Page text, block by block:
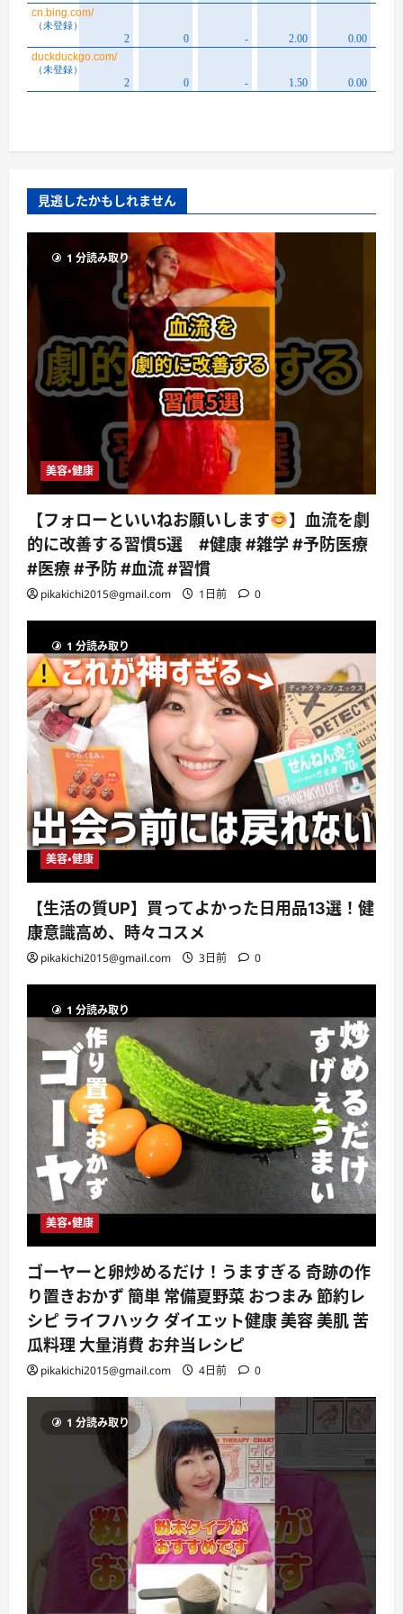
見逃したかもしれません
1 分読み取り
美容・健康
【フォローといいねお願いします
】血流を劇
的に改善する習慣5選 #健康 #雑学 #予防医療
#医療 #予防 #血流 #習慣
pikakichi2015@gmail.com 1日前 0
1 分読み取り
美容・健康
【生活の質UP】買ってよかった日用品13選！健
康意識高め、時々コスメ
pikakichi2015@gmail.com 3日前 0
1 分読み取り
美容・健康
ゴーヤーと卵炒めるだけ！うますぎる 奇跡の作
り置きおかず 簡単 常備夏野菜 おつまみ 節約レ
シピ ライフハック ダイエット健康 美容 美肌 苦
瓜料理 大量消費 お弁当レシピ
pikakichi2015@gmail.com 4日前 0
1 分読み取り